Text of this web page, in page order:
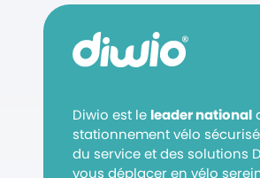
Diwio est le leader national
stationnement vélo
du service et des solutions
vous déplacer en vélo